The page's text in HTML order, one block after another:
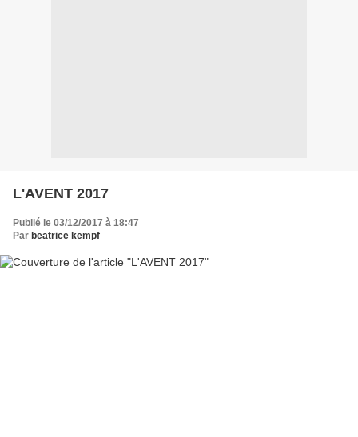
L'AVENT 2017
Publié le 03/12/2017 à 18:47
Par beatrice kempf